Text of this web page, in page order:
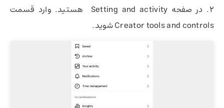
2. در صفحه Setting and activity هستید. وارد قسمت
Creator tools and controls شوید.